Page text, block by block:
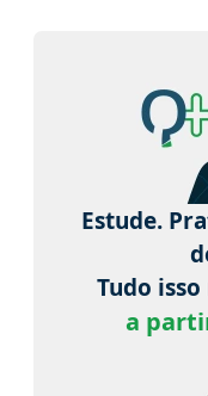
Estude.
Tudo
a